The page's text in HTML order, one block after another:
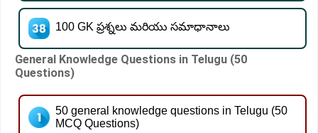
100 GK ప్రశ్నలు మరియు సమాధానాలు
General Knowledge Questions in Telugu (50
Questions)
50 general knowledge questions in Telugu (50
MCQ Questions)